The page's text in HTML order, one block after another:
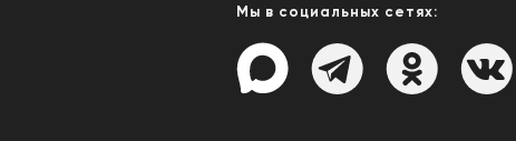
Мы в социальных сетях: